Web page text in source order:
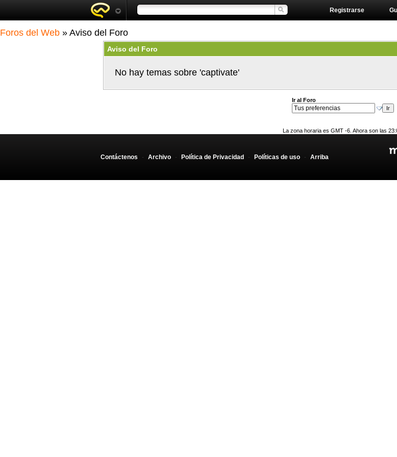
Registrarse
Foros del Web » Aviso del Foro
Aviso del Foro
No hay temas sobre 'captivate'
Ir al Foro
La zona horaria es GMT -6. Ahora son las
Contáctenos - Archivo - Política de Privacidad - Políticas de uso - Arriba